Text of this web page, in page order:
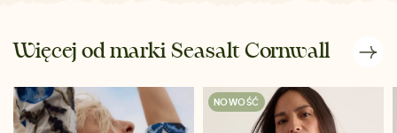
Więcej od marki Seasalt Cornwall
NOWOŚĆ